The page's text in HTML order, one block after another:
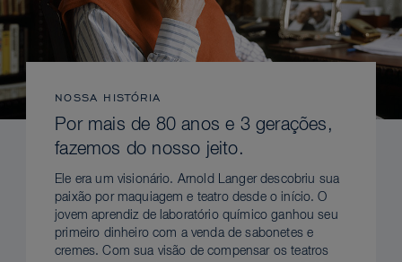
NOSSA HISTÓRIA
Por mais de 80 anos e 3 gerações,
fazemos do nosso jeito.
Ele era um visionário. Arnold Langer descobriu sua
paixão por maquiagem e teatro desde o início. O
jovem aprendiz de laboratório químico ganhou seu
primeiro dinheiro com a venda de sabonetes e
cremes. Com sua visão de compensar os teatros